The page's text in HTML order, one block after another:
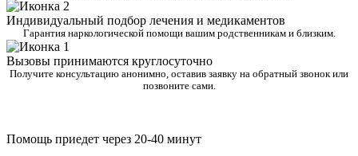
Индивидуальный подбор лечения и медикаментов
Гарантия наркологической помощи вашим родственникам и близким.
Вызовы принимаются круглосуточно
Получите консультацию анонимно, оставив заявку на обратный звонок или
позвоните сами.
Помощь приедет через 20-40 минут